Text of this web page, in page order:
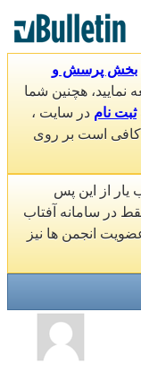
بخش پرسش و
نمایید، هچنین شما
ثبت نام در سایت ،
کافی است بر روی
یار از این پس
در سامانه آفتاب
انجمن ها نیز